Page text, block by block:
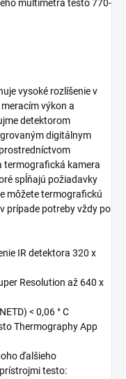
multimetra testo 770-
vysoké rozlíšenie v
výkon a
detektorom
digitálnym
termografická kamera
spĺňajú požiadavky
môžete termografickú
prípade potreby vždy po
IR detektora 320 x
Resolution až 640 x
< 0,06 ° C
Thermography App
ďalšieho
testo: